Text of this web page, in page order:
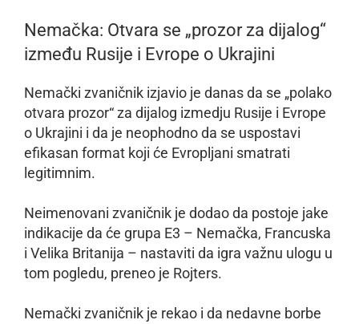
Nemačka: Otvara se „prozor za dijalog“
između Rusije i Evrope o Ukrajini
Nemački zvaničnik izjavio je danas da se „polako
otvara prozor“ za dijalog izmedju Rusije i Evrope
o Ukrajini i da je neophodno da se uspostavi
efikasan format koji će Evropljani smatrati
legitimnim.
Neimenovani zvaničnik je dodao da postoje jake
indikacije da će grupa E3 – Nemačka, Francuska
i Velika Britanija – nastaviti da igra važnu ulogu u
tom pogledu, preneo je Rojters.
Nemački zvaničnik je rekao i da nedavne borbe